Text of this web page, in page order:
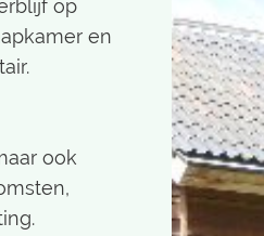
op
en
ook